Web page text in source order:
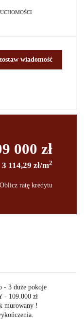
wiadomość
000 zł
3 114,29 zł/m2
Oblicz ratę kredytu
- 3 duże pokoje
- 109.000 zł
murowany !